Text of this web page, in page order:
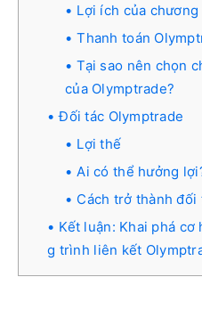
Lợi ích của
Thanh toán
Tại sao nên chọn
của Olymptrade?
Đối tác Olymptrade
Lợi thế
Ai có thể hưởng
Cách trở thành đối
Kết luận: Khai phá
g trình liên kết